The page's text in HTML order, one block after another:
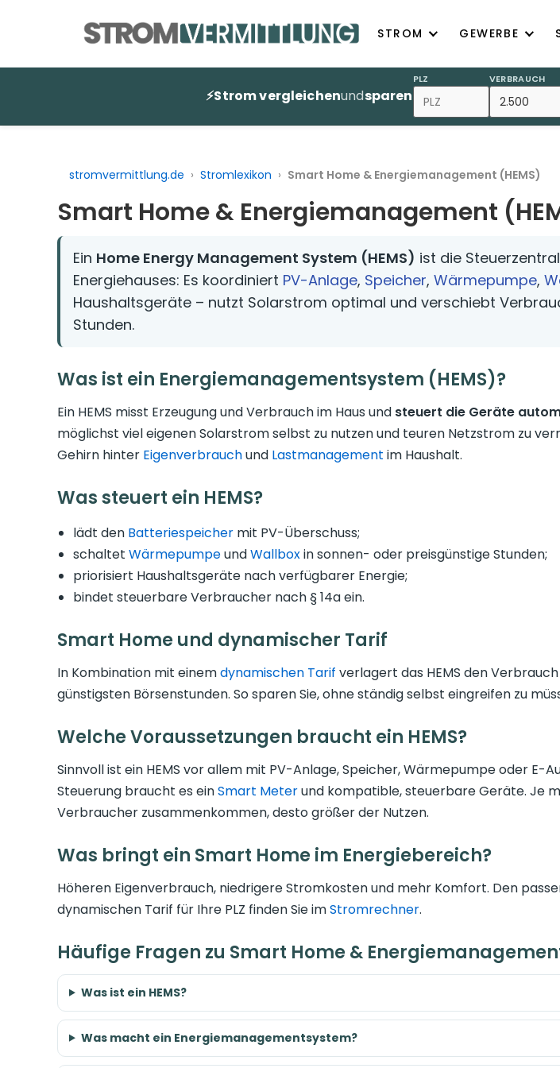
STROM GEWERBE
⚡Strom vergleichenundsparen
PLZ VERBRAUCH
stromvermittlung.de › Stromlexikon › Smart Home & Energiemanagement (HEMS)
Smart Home & Energiemanagement
Ein Home Energy Management System (HEMS) ist die
Energiehauses: Es koordiniert PV-Anlage, Speicher, Wärmepumpe,
Haushaltsgeräte – nutzt Solarstrom optimal und verschiebt
Stunden.
Was ist ein Energiemanagementsystem (HEMS)?
Ein HEMS misst Erzeugung und Verbrauch im Haus und steuert die Geräte
möglichst viel eigenen Solarstrom selbst zu nutzen und teuren Netzstrom zu
Gehirn hinter Eigenverbrauchund Lastmanagement im Haushalt.
Was steuert ein HEMS?
lädt den Batteriespeicher mit PV-Überschuss;
schaltet WärmepumpeundWallboxin sonnen- oder preisgünstige Stunden;
priorisiert Haushaltsgeräte nach verfügbarer Energie;
bindet steuerbare Verbraucher nach § 14a ein.
Smart Home und dynamischer Tarif
In Kombination mit einemdynamischen Tarif verlagert das HEMS den
günstigsten Börsenstunden. So sparen Sie, ohne ständig selbst eingreifen zu
Welche Voraussetzungen braucht ein HEMS?
Sinnvoll ist ein HEMS vor allem mit PV-Anlage, Speicher, Wärmepumpe oder E-
Steuerung braucht es einSmart Meterund kompatible, steuerbare Geräte. Je
Verbraucher zusammenkommen, desto größer der Nutzen.
Was bringt ein Smart Home im Energiebereich?
Höheren Eigenverbrauch, niedrigere Stromkosten und mehr Komfort. Den
dynamischen Tarif für Ihre PLZ finden Sie imStromrechner.
Häufige Fragen zu Smart Home &
Was ist ein HEMS?
Was macht ein Energiemanagementsystem?